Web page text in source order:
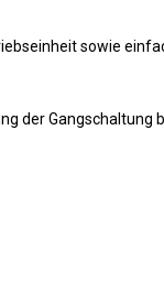
sowie
der Gangschaltung